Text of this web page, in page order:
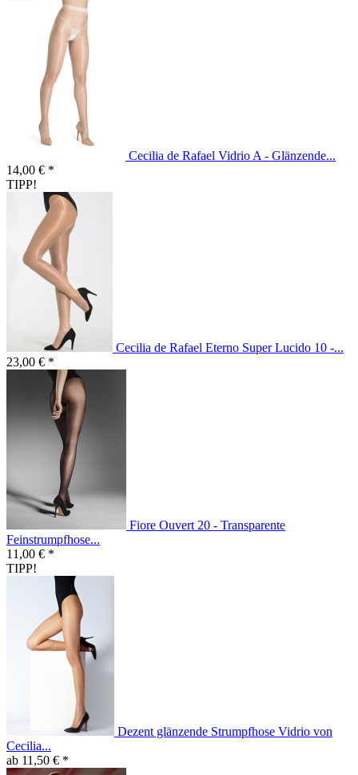
Cecilia de Rafael Vidrio A - Glänzende...
14,00 € *
TIPP!
Cecilia de Rafael Eterno Super Lucido 10 -...
23,00 € *
Fiore Ouvert 20 - Transparente
Feinstrumpfhose...
11,00 € *
TIPP!
Dezent glänzende Strumpfhose Vidrio von
Cecilia...
ab 11,50 € *